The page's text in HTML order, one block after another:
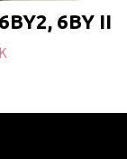
6BY II